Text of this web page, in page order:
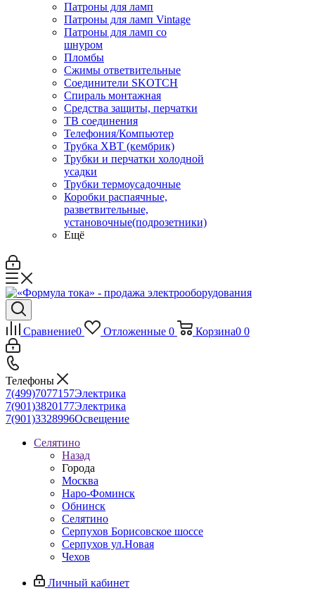
Патроны для ламп
Патроны для ламп Vintage
Патроны для ламп со
шнуром
Пломбы
Сжимы ответвительные
Соединители SKOTCH
Спираль монтажная
Средства защиты, перчатки
ТВ соединения
Телефония/Компьютер
Трубка ХВТ (кембрик)
Трубки и перчатки холодной
усадки
Трубки термоусадочные
Коробки распаячные,
разветвительные,
установочные(подрозетники)
Ещё
Сравнение0 Отложенные 0 Корзина0 0
Телефоны
7(499)7077157Электрика
7(901)3820177Электрика
7(901)3328996Освещение
Селятино
Назад
Города
Москва
Наро-Фоминск
Обнинск
Селятино
Серпухов Борисовское шоссе
Серпухов ул.Новая
Чехов
Личный кабинет